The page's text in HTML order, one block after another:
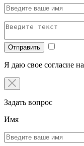
Отправить
Я даю свое согласие на
Задать вопрос
Имя